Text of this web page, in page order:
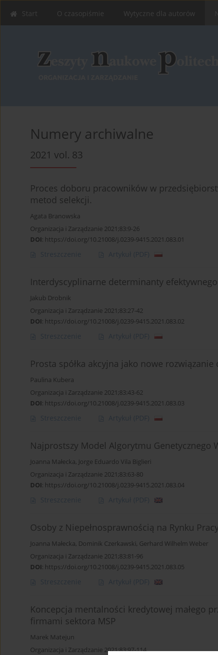
Start O czasopiśmie Wytyczne dla autorów
Numery archiwalne
2021 vol. 83
Proces doboru pracowników w
metod selekcji.
Agata Branowska
Organizacja i Zarządzanie 2021;83:9-26
DOI: https://doi.org/10.21008/j.0239-9415.2021.083.01
Streszczenie Artykuł (PDF)
Interdyscyplinarne determinanty
Jakub Drobnik
Organizacja i Zarządzanie 2021;83:27-42
DOI: https://doi.org/10.21008/j.0239-9415.2021.083.02
Streszczenie Artykuł (PDF)
Prosta spółka akcyjna jako nowe
Paulina Kubera
Organizacja i Zarządzanie 2021;83:43-62
DOI: https://doi.org/10.21008/j.0239-9415.2021.083.03
Streszczenie Artykuł (PDF)
Najprostszy Model Algorytmu Genetycznego
Joanna Małecka, Jorge Eduardo Vila Biglieri
Organizacja i Zarządzanie 2021;83:63-80
DOI: https://doi.org/10.21008/j.0239-9415.2021.083.04
Streszczenie Artykuł (PDF)
Osoby z Niepełnosprawnością na Rynku
Joanna Małecka, Dominik Czerkawski, Gerhard Wilhelm Weber
Organizacja i Zarządzanie 2021;83:81-96
DOI: https://doi.org/10.21008/j.0239-9415.2021.083.05
Streszczenie Artykuł (PDF)
Koncepcja mentalności kredytowej małego
firmami sektora MSP
Marek Matejun
Organizacja i Zarządzanie 2021;83:97-114